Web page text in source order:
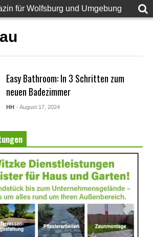
für Wolfsburg und Umgebung
Easy Bathroom: In 3 Schritten zum
neuen Badezimmer
HH - August 17, 2024